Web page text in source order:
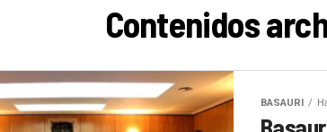
Contenidos
BASAURI